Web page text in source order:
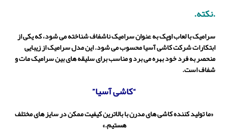
.نکته.
سرامیک با لعاب اوپک به عنوان سرامیک ناشفاف شناخته می شود، که یکی از
ابتکارات شرکت کاشی آسیا محسوب می شود. این مدل سرامیک از زیبایی
منحصر به فرد خود بهره می برد و مناسب برای سلیقه های بین سرامیک مات و
شفاف است.
“کاشی آسیا”
«ما تولید کننده کاشی های مدرن با بالاترین کیفیت ممکن در سایز های مختلف
هستیم.»